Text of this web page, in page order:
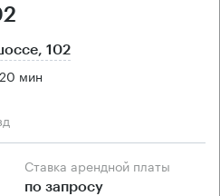
102
20 мин
Ставка арендной платы
по запросу